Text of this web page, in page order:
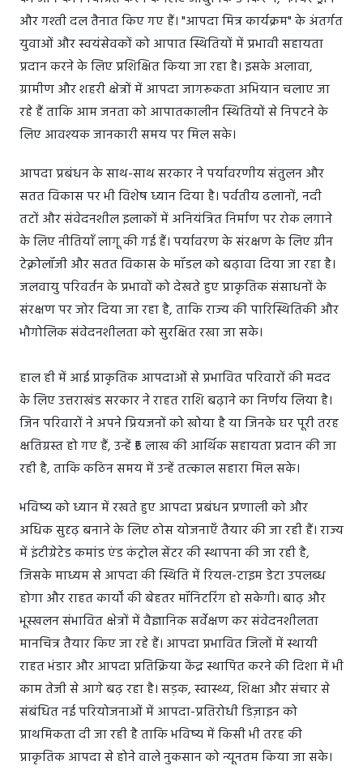
और गश्ती दल तैनात किए गए हैं। "आपदा मित्र कार्यक्रम" के अंतर्गत
युवाओं और स्वयंसेवकों को आपात स्थितियों में प्रभावी सहायता
प्रदान करने के लिए प्रशिक्षित किया जा रहा है। इसके अलावा,
ग्रामीण और शहरी क्षेत्रों में आपदा जागरूकता अभियान चलाए जा
रहे हैं ताकि आम जनता को आपातकालीन स्थितियों से निपटने के
लिए आवश्यक जानकारी समय पर मिल सके।
आपदा प्रबंधन के साथ-साथ सरकार ने पर्यावरणीय संतुलन और
सतत विकास पर भी विशेष ध्यान दिया है। पर्वतीय ढलानों, नदी
तटों और संवेदनशील इलाकों में अनियंत्रित निर्माण पर रोक लगाने
के लिए नीतियाँ लागू की गई हैं। पर्यावरण के संरक्षण के लिए ग्रीन
टेक्नोलॉजी और सतत विकास के मॉडल को बढ़ावा दिया जा रहा है।
जलवायु परिवर्तन के प्रभावों को देखते हुए प्राकृतिक संसाधनों के
संरक्षण पर जोर दिया जा रहा है, ताकि राज्य की पारिस्थितिकी और
भौगोलिक संवेदनशीलता को सुरक्षित रखा जा सके।
हाल ही में आई प्राकृतिक आपदाओं से प्रभावित परिवारों की मदद
के लिए उत्तराखंड सरकार ने राहत राशि बढ़ाने का निर्णय लिया है।
जिन परिवारों ने अपने प्रियजनों को खोया है या जिनके घर पूरी तरह
क्षतिग्रस्त हो गए हैं, उन्हें ₹5 लाख की आर्थिक सहायता प्रदान की जा
रही है, ताकि कठिन समय में उन्हें तत्काल सहारा मिल सके।
भविष्य को ध्यान में रखते हुए आपदा प्रबंधन प्रणाली को और
अधिक सुदृढ़ बनाने के लिए ठोस योजनाएँ तैयार की जा रही हैं। राज्य
में इंटीग्रेटेड कमांड एंड कंट्रोल सेंटर की स्थापना की जा रही है,
जिसके माध्यम से आपदा की स्थिति में रियल-टाइम डेटा उपलब्ध
होगा और राहत कार्यों की बेहतर मॉनिटरिंग हो सकेगी। बाढ़ और
भूस्खलन संभावित क्षेत्रों में वैज्ञानिक सर्वेक्षण कर संवेदनशीलता
मानचित्र तैयार किए जा रहे हैं। आपदा प्रभावित जिलों में स्थायी
राहत भंडार और आपदा प्रतिक्रिया केंद्र स्थापित करने की दिशा में भी
काम तेजी से आगे बढ़ रहा है। सड़क, स्वास्थ्य, शिक्षा और संचार से
संबंधित नई परियोजनाओं में आपदा-प्रतिरोधी डिज़ाइन को
प्राथमिकता दी जा रही है ताकि भविष्य में किसी भी तरह की
प्राकृतिक आपदा से होने वाले नुकसान को न्यूनतम किया जा सके।